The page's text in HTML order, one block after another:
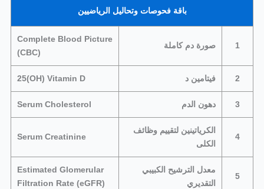
باقة فحوصات وتحاليل الرياضيين
1 صورة دم كاملة
Complete Blood Picture
(CBC)
2 فيتامين د 25(OH) Vitamin D
3 دهون الدم Serum Cholesterol
4
الكرياتينين لتقييم وظائف
الكلى
Serum Creatinine
5
معدل الترشيح الكبيبي
التقديري
Estimated Glomerular
Filtration Rate (eGFR)